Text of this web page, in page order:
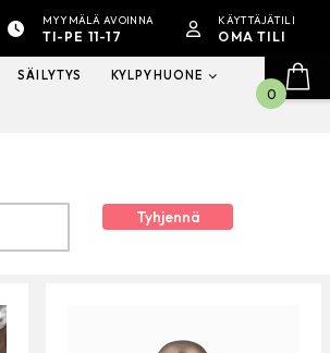
MYYMÄLÄ AVOINNA
TI-PE 11-17
KÄYTTÄJÄTILI
OMA TILI
SÄILYTYS KYLPYHUONE
Tyhjennä
0